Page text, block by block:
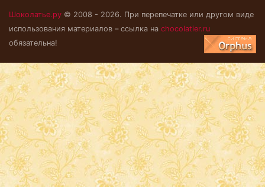
Шоколатье.ру © 2008 - 2026. При перепечатке или другом виде
использования материалов – ссылка на chocolatier.ru
обязательна!